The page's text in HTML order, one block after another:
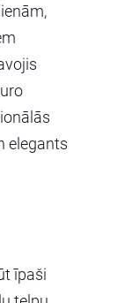
elegants
īpaši